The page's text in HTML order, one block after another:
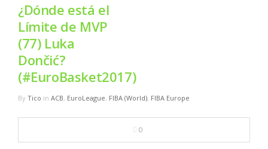
OTROS
FORMACIÓN
NBA
MULTIMEDIA
¿Dónde está el
Límite de MVP
(77) Luka
Dončić?
(#EuroBasket2017)
By Tico in ACB, EuroLeague, FIBA (World), FIBA Europe
0